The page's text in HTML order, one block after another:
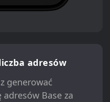
adresów
generować
Base za